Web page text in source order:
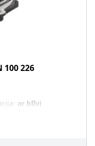
100 226
: ar blīvi